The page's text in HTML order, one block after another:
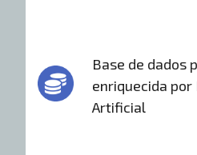
Base de dados
enriquecida
Artificial